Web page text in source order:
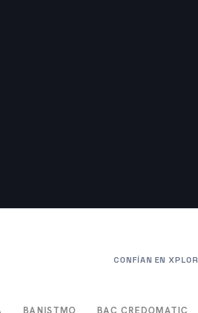
CONFÍAN EN XPLOR
BANISTMO BAC CREDOMATIC